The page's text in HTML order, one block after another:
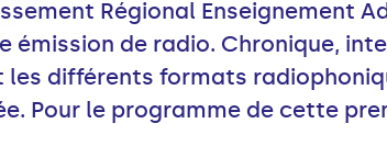
Régional Enseignement
émission de radio. Chronique,
les différents formats
Pour le programme de cette